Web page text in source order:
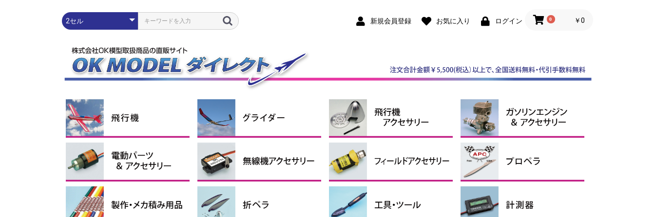
新規会員登録 お気に入り ログイン 0 ￥0
練習機
スポーツ機
スケール機
その他 ラダー機
エルロン機
スケール機
グライダーアクセサリー
コンポジットグライダー
PnP・RTFグライダー スピンナー スケールスピンナー
ABスピンナー
その他スピンナー
電動用アルミスピンナー
エンジン関連用品
引込脚
固定脚＆尾輪
ホイルパンツ
ホイルストッパー
タイヤ
燃料タンク
エンジンマウント
給油関係小物
その他 ガソリンエンジン
マフラー
ガソリンアクセサリー、オイ
ル
配線パーツ
コネクタ・シュリンクチュー
ブ
シリコンコード
充放電器・リポメーター
モーター プロペラアダプター
インナーローターブラシレス
モーター
ブラシモーター・ギアボック
ス
アウターローターブラシレス
モーター
アポロモーター
ブラシレスモータースペアパ
ーツ
電動用モーターマウント
スピードコントローラー
Lipoバッテリー 1セル
2セル
3セル
4セル
電動ダクテッドファン
イーパック サーボ＆関連パーツ サーボギア・サーボホーン
サーボアクセサリー
コネクター（サーボ関連）
延長コード
電圧レギュレーター
受信機アクセサリー プラグヒート用品
スターター
燃料ポンプ APCプロペラ
その他プロペラ